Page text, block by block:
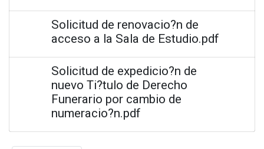
Solicitud de renovacio?n de
acceso a la Sala de Estudio.pdf
Solicitud de expedicio?n de
nuevo Ti?tulo de Derecho
Funerario por cambio de
numeracio?n.pdf